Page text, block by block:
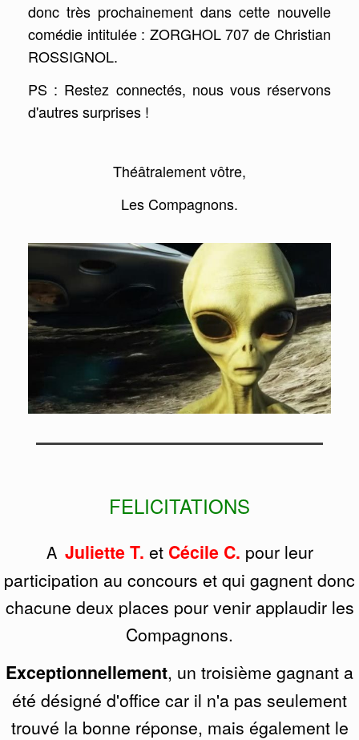
donc très prochainement dans cette nouvelle
comédie intitulée : ZORGHOL 707 de Christian
ROSSIGNOL.
PS : Restez connectés, nous vous réservons
d'autres surprises !
Théâtralement vôtre,
Les Compagnons.
FELICITATIONS
A Juliette T. et Cécile C. pour leur
participation au concours et qui gagnent donc
chacune deux places pour venir applaudir les
Compagnons.
Exceptionnellement, un troisième gagnant a
été désigné d'office car il n'a pas seulement
trouvé la bonne réponse, mais également le